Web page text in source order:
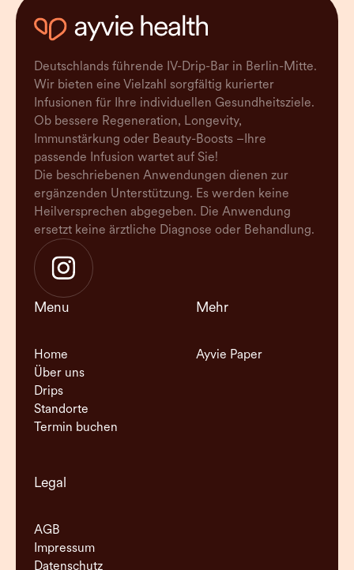
Deutschlands führende IV-Drip-Bar in Berlin-Mitte.
Wir bieten eine Vielzahl sorgfältig kurierter
Infusionen für Ihre individuellen Gesundheitsziele.
Ob bessere Regeneration, Longevity,
Immunstärkung oder Beauty-Boosts –Ihre
passende Infusion wartet auf Sie!
Die beschriebenen Anwendungen dienen zur
ergänzenden Unterstützung. Es werden keine
Heilversprechen abgegeben. Die Anwendung
ersetzt keine ärztliche Diagnose oder Behandlung.
Menu
Home
Über uns
Drips
Standorte
Termin buchen
Mehr
Ayvie Paper
Legal
AGB
Impressum
Datenschutz